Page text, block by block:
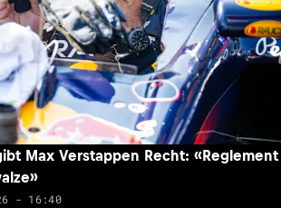
Max Verstappen Recht: «Reglement
- 16:40